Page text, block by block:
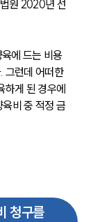
원 2020년 선
에 드는 비용
그런데 어떠한
하게 된 경우에
비 중 적정 금
청구를